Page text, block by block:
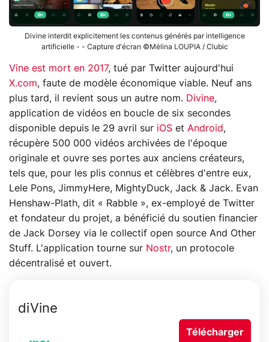
Divine interdit explicitement les contenus générés par intelligence
artificielle - - Capture d'écran ©Mélina LOUPIA / Clubic
Vine est mort en 2017, tué par Twitter aujourd'hui
X.com, faute de modèle économique viable. Neuf ans
plus tard, il revient sous un autre nom. Divine,
application de vidéos en boucle de six secondes
disponible depuis le 29 avril sur iOS et Android,
récupère 500 000 vidéos archivées de l'époque
originale et ouvre ses portes aux anciens créateurs,
tels que, pour les plis connus et célèbres d'entre eux,
Lele Pons, JimmyHere, MightyDuck, Jack & Jack. Evan
Henshaw-Plath, dit « Rabble », ex-employé de Twitter
et fondateur du projet, a bénéficié du soutien financier
de Jack Dorsey via le collectif open source And Other
Stuff. L'application tourne sur Nostr, un protocole
décentralisé et ouvert.
diVine
Télécharger